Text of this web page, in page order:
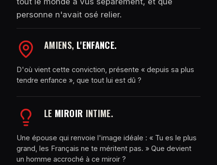
personne n'avait osé relier.
AMIENS, L'ENFANCE.
D'où vient cette conviction, présente « depuis sa plus
tendre enfance », que tout lui est dû ?
LE MIROIR INTIME.
Une épouse qui renvoie l'image idéale : « Tu es le plus
grand, les Français ne te méritent pas. » Que devient
un homme accroché à ce miroir ?